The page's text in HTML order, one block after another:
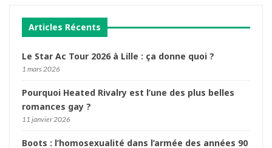
Articles Récents
Le Star Ac Tour 2026 à Lille : ça donne quoi ?
1 mars 2026
Pourquoi Heated Rivalry est l’une des plus belles
romances gay ?
11 janvier 2026
Boots : l’homosexualité dans l’armée des années 90